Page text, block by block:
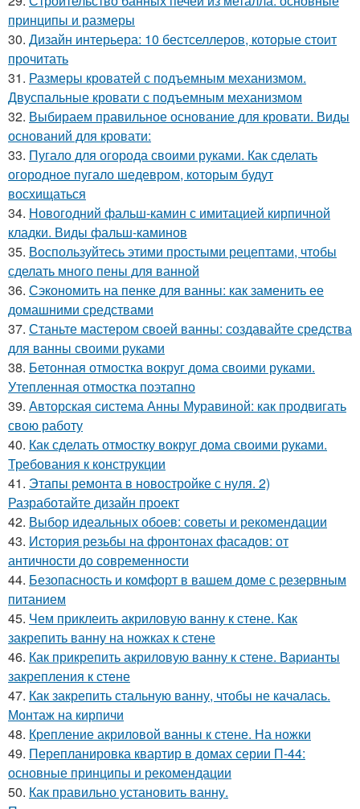
принципы и размеры
30. Дизайн интерьера: 10 бестселлеров, которые стоит
прочитать
31. Размеры кроватей с подъемным механизмом.
Двуспальные кровати с подъемным механизмом
32. Выбираем правильное основание для кровати. Виды
оснований для кровати:
33. Пугало для огорода своими руками. Как сделать
огородное пугало шедевром, которым будут
восхищаться
34. Новогодний фальш-камин с имитацией кирпичной
кладки. Виды фальш-каминов
35. Воспользуйтесь этими простыми рецептами, чтобы
сделать много пены для ванной
36. Сэкономить на пенке для ванны: как заменить ее
домашними средствами
37. Станьте мастером своей ванны: создавайте средства
для ванны своими руками
38. Бетонная отмостка вокруг дома своими руками.
Утепленная отмостка поэтапно
39. Авторская система Анны Муравиной: как продвигать
свою работу
40. Как сделать отмостку вокруг дома своими руками.
Требования к конструкции
41. Этапы ремонта в новостройке с нуля. 2)
Разработайте дизайн проект
42. Выбор идеальных обоев: советы и рекомендации
43. История резьбы на фронтонах фасадов: от
античности до современности
44. Безопасность и комфорт в вашем доме с резервным
питанием
45. Чем приклеить акриловую ванну к стене. Как
закрепить ванну на ножках к стене
46. Как прикрепить акриловую ванну к стене. Варианты
закрепления к стене
47. Как закрепить стальную ванну, чтобы не качалась.
Монтаж на кирпичи
48. Крепление акриловой ванны к стене. На ножки
49. Перепланировка квартир в домах серии П-44:
основные принципы и рекомендации
50. Как правильно установить ванну.